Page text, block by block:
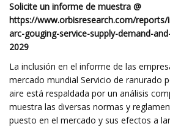
Solicite un informe de muestra @
https://www.orbisresearch.com/
arc-gouging-service-supply-demand-
2029
La inclusión en el informe de las
mercado mundial Servicio de ranurado
aire está respaldada por un análisis
muestra las diversas normas y
puesto en el mercado y sus efectos a